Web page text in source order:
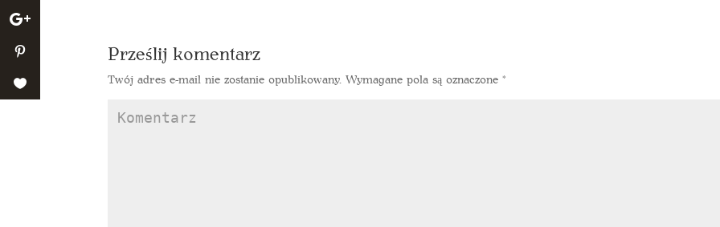
Prześlij komentarz
Twój adres e-mail nie zostanie opublikowany. Wymagane pola są oznaczone*